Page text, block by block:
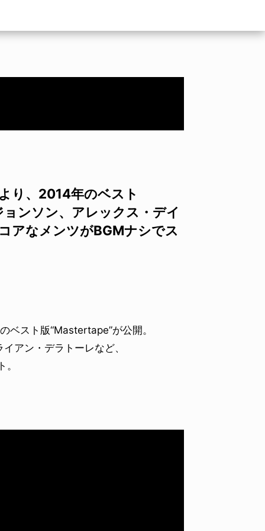
り、2014年のベスト
ンソン、アレックス・デイ
アなメンツがBGMナシでス
ベスト版“Mastertape”が公開。
アン・デラトーレなど、